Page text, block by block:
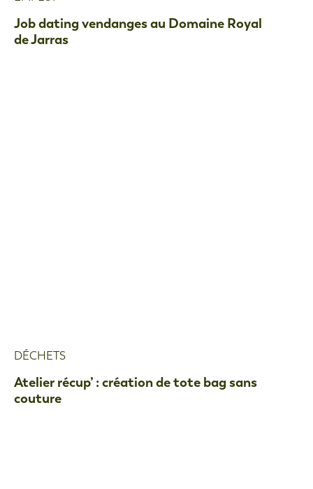
Job dating vendanges au Domaine Royal
de Jarras
DÉCHETS
Atelier récup’ : création de tote bag sans
couture